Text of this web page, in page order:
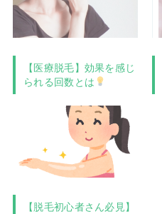
【医療脱毛】効果を感じ
られる回数とは
【脱毛初心者さん必見】